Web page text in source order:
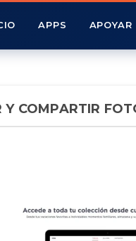
APPS APOYAR
COMPARTIR